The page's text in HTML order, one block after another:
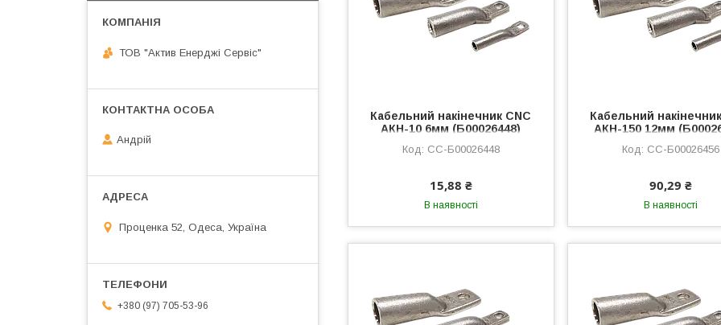
Кабельний накінечник CNC
АКН-10 6мм (Б00026448)
10мм², 100шт в упак.
CC-Б00026448
15,88 ₴
В наявності
Кабельний
АКН-150 12мм
150мм², НеCC-Б00026456
90,29 ₴
В наявності
ТОВ "Актив Енерджі Сервіс"
Андрій
Проценка 52, Одеса, Україна
+380 (97) 705-53-96